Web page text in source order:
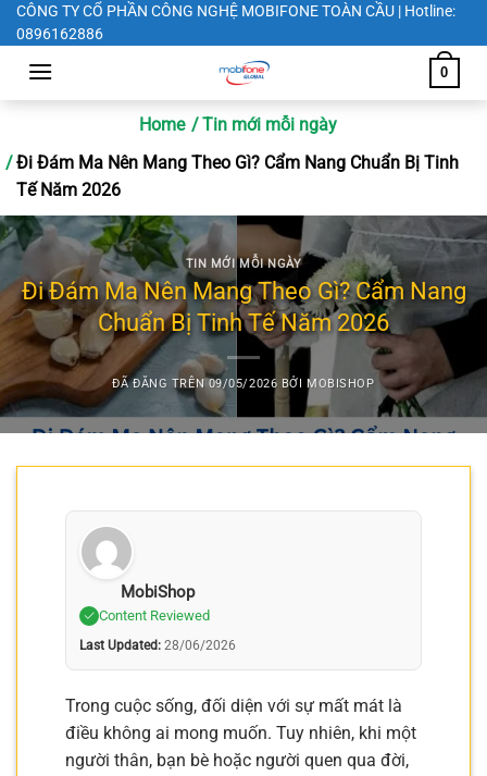
Chuyển
đến
CÔNG TY CỔ PHẦN CÔNG NGHỆ MOBIFONE TOÀN CẦU | Hotline:
0896162886
0
Home
Tin mới mỗi ngày
Đi Đám Ma Nên Mang Theo Gì? Cẩm Nang Chuẩn Bị Tinh
Tế Năm 2026
TIN MỚI MỖI NGÀY
Đi Đám Ma Nên Mang Theo Gì? Cẩm Nang
Chuẩn Bị Tinh Tế Năm 2026
ĐÃ ĐĂNG TRÊN 09/05/2026 BỞI MOBISHOP
MobiShop
Content Reviewed
Last Updated: 28/06/2026
Trong cuộc sống, đối diện với sự mất mát là
điều không ai mong muốn. Tuy nhiên, khi một
người thân, bạn bè hoặc người quen qua đời,